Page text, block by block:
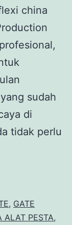
china
sudah
di
tidak perlu
, GATE
ALAT PESTA,